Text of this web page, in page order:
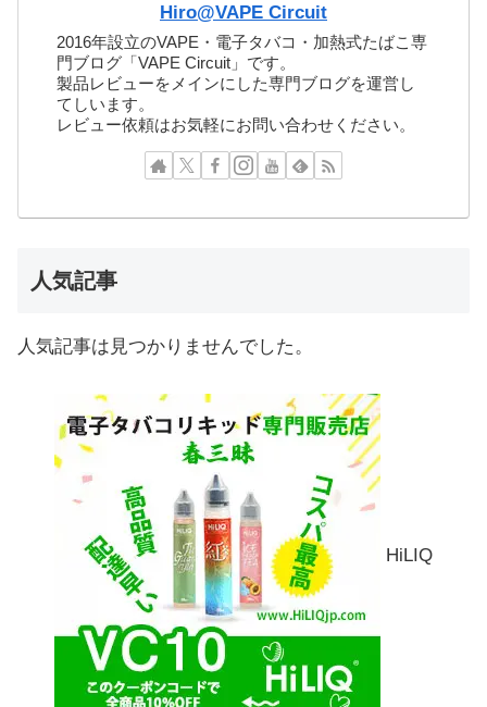
Hiro@VAPE Circuit
2016年設立のVAPE・電子タバコ・加熱式たばこ専
門ブログ「VAPE Circuit」です。
製品レビューをメインにした専門ブログを運営し
てしいます。
レビュー依頼はお気軽にお問い合わせください。
人気記事
人気記事は見つかりませんでした。
HiLIQ